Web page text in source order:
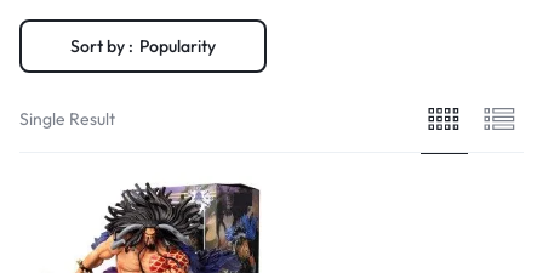
Sort by : Popularity
Single Result